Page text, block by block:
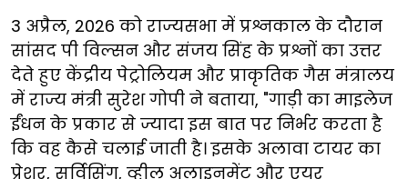
3 अप्रैल, 2026 को राज्यसभा में प्रश्नकाल के दौरान
सांसद पी विल्सन और संजय सिंह के प्रश्नों का उत्तर
देते हुए केंद्रीय पेट्रोलियम और प्राकृतिक गैस मंत्रालय
में राज्य मंत्री सुरेश गोपी ने बताया, "गाड़ी का माइलेज
ईंधन के प्रकार से ज्यादा इस बात पर निर्भर करता है
कि वह कैसे चलाई जाती है। इसके अलावा टायर का
प्रेशर, सर्विसिंग, व्हील अलाइनमेंट और एयर